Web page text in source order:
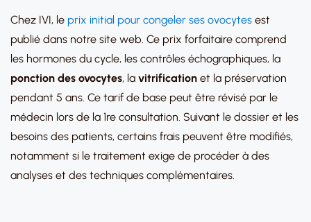
Chez IVI, le prix initial pour congeler ses ovocytes est
publié dans notre site web. Ce prix forfaitaire comprend
les hormones du cycle, les contrôles échographiques, la
ponction des ovocytes, la vitrification et la préservation
pendant 5 ans. Ce tarif de base peut être révisé par le
médecin lors de la 1re consultation. Suivant le dossier et les
besoins des patients, certains frais peuvent être modifiés,
notamment si le traitement exige de procéder à des
analyses et des techniques complémentaires.